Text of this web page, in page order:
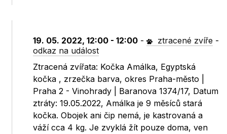
19. 05. 2022, 12:00 - 12:00 - ztracené zvíře -
odkaz na událost
Ztracená zvířata: Kočka Amálka, Egyptská
kočka , zrzečka barva, okres Praha-město |
Praha 2 - Vinohrady | Baranova 1374/17, Datum
ztráty: 19.05.2022, Amálka je 9 měsíců stará
kočka. Obojek ani čip nemá, je kastrovaná a
váží cca 4 kg. Je zvyklá žít pouze doma, ven